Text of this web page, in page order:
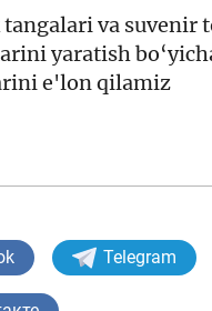
va suvenir
yaratish
e'lon qilamiz
Telegram